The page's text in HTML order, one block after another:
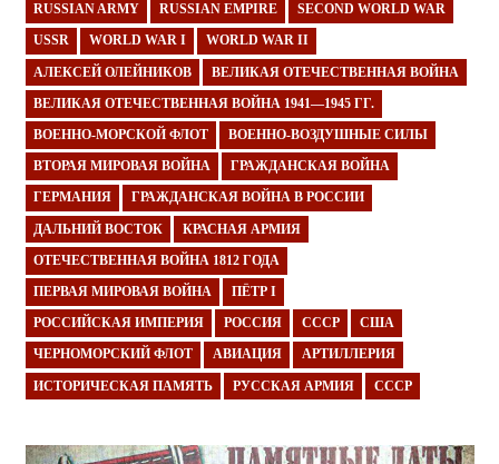
RUSSIAN ARMY RUSSIAN EMPIRE SECOND WORLD WAR
USSR WORLD WAR I WORLD WAR II
АЛЕКСЕЙ ОЛЕЙНИКОВ ВЕЛИКАЯ ОТЕЧЕСТВЕННАЯ ВОЙНА
ВЕЛИКАЯ ОТЕЧЕСТВЕННАЯ ВОЙНА 1941—1945 ГГ.
ВОЕННО-МОРСКОЙ ФЛОТ ВОЕННО-ВОЗДУШНЫЕ СИЛЫ
ВТОРАЯ МИРОВАЯ ВОЙНА ГРАЖДАНСКАЯ ВОЙНА
ГЕРМАНИЯ ГРАЖДАНСКАЯ ВОЙНА В РОССИИ
ДАЛЬНИЙ ВОСТОК КРАСНАЯ АРМИЯ
ОТЕЧЕСТВЕННАЯ ВОЙНА 1812 ГОДА
ПЕРВАЯ МИРОВАЯ ВОЙНА ПЁТР I
РОССИЙСКАЯ ИМПЕРИЯ РОССИЯ СССР США
ЧЕРНОМОРСКИЙ ФЛОТ АВИАЦИЯ АРТИЛЛЕРИЯ
ИСТОРИЧЕСКАЯ ПАМЯТЬ РУССКАЯ АРМИЯ СССР